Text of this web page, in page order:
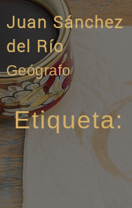
Juan Sánchez
del Río
Geógrafo
Etiqueta: